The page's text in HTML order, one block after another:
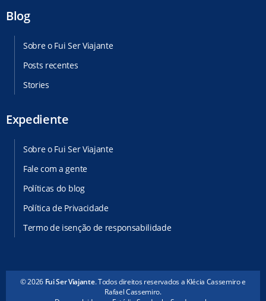
Blog
Sobre o Fui Ser Viajante
Posts recentes
Stories
Expediente
Sobre o Fui Ser Viajante
Fale com a gente
Políticas do blog
Política de Privacidade
Termo de isenção de responsabilidade
© 2026 Fui Ser Viajante. Todos direitos reservados a Klécia Cassemiro e
Rafael Cassemiro.